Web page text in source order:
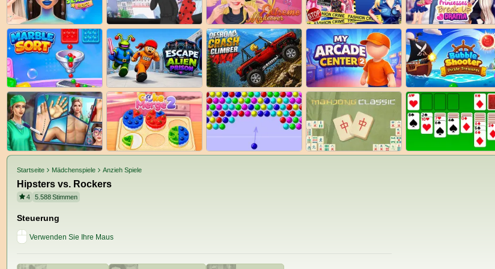
Startseite Mädchenspiele Anzieh Spiele
Hipsters vs. Rockers
4 5.588Stimmen
Steuerung
Verwenden Sie Ihre Maus